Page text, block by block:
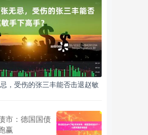
，受伤的张三丰能否击退赵敏
市：德国国债
赢